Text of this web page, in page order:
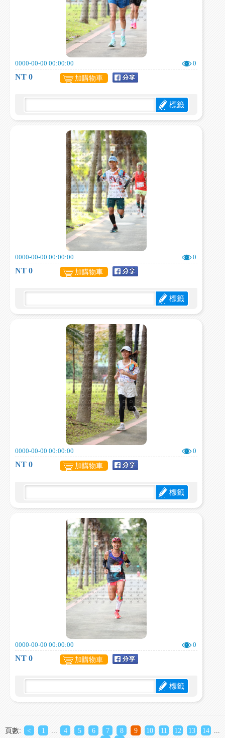
0000-00-00 00:00:00 0
NT 0 加購物車
標籤
0000-00-00 00:00:00 0
NT 0 加購物車
標籤
0000-00-00 00:00:00 0
NT 0 加購物車
標籤
0000-00-00 00:00:00 0
NT 0 加購物車
標籤
頁數: < 1 4 5 6 7 8 9 10 11 12 13 14